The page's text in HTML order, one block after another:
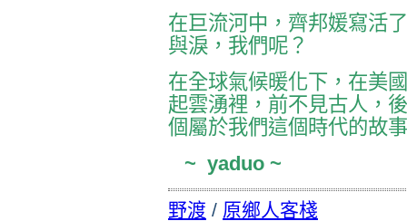
在巨流河中，齊邦媛寫活
與淚，我們呢？
在全球氣候暖化下，在美
起雲湧裡，前不見古人，
個屬於我們這個時代的故
~ yaduo ~
野渡 / 原鄉人客棧